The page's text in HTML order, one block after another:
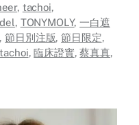
, tachoi,
, TONYMOLY,一白遮
,節日別注版,節日限定,
,臨床證實,蔡真真,